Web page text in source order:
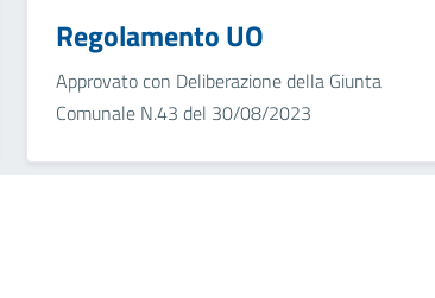
Regolamento UO
Approvato con Deliberazione della Giunta
Comunale N.43 del 30/08/2023